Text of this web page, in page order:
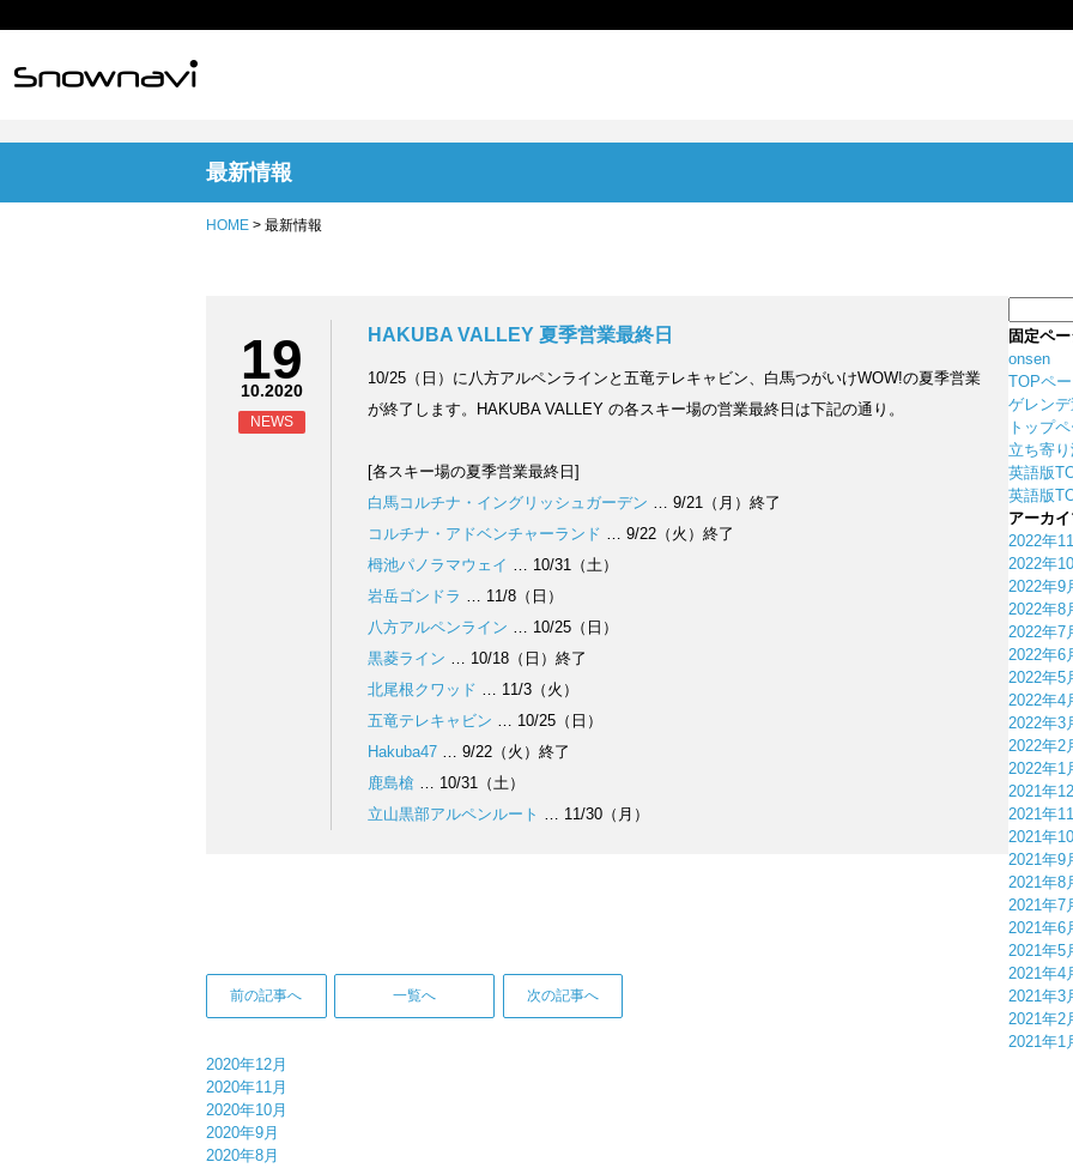
最新情報
HOME > 最新情報
19
10.2020
NEWS
HAKUBA VALLEY 夏季営業最終日
10/25（日）に八方アルペンラインと五竜テレキャビン、白馬つがいけWOW!の夏季営業
が終了します。HAKUBA VALLEY の各スキー場の営業最終日は下記の通り。
[各スキー場の夏季営業最終日]
白馬コルチナ・イングリッシュガーデン … 9/21（月）終了
コルチナ・アドベンチャーランド … 9/22（火）終了
栂池パノラマウェイ … 10/31（土）
岩岳ゴンドラ … 11/8（日）
八方アルペンライン … 10/25（日）
黒菱ライン … 10/18（日）終了
北尾根クワッド … 11/3（火）
五竜テレキャビン … 10/25（日）
Hakuba47 … 9/22（火）終了
鹿島槍 … 10/31（土）
立山黒部アルペンルート … 11/30（月）
前の記事へ 一覧へ 次の記事へ
索:
固定ペ
onsen
TOPペ
ゲレン
トップ
立ち寄
英語版
英語版
アーカ
2022年
2022年
2022年9
2022年8
2022年7
2022年6
2022年5
2022年4
2022年3
2022年2
2022年1
2021年
2021年
2021年
2021年9
2021年8
2021年7
2021年6
2021年5
2021年4
2021年3
2021年2
2021年1
2020年12月
2020年11月
2020年10月
2020年9月
2020年8月